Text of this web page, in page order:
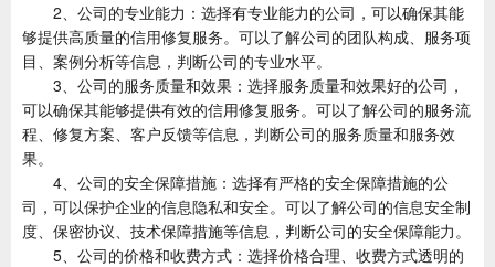
2、公司的专业能力：选择有专业能力的公司，可以确保其能
够提供高质量的信用修复服务。可以了解公司的团队构成、服务项
目、案例分析等信息，判断公司的专业水平。
3、公司的服务质量和效果：选择服务质量和效果好的公司，
可以确保其能够提供有效的信用修复服务。可以了解公司的服务流
程、修复方案、客户反馈等信息，判断公司的服务质量和服务效
果。
4、公司的安全保障措施：选择有严格的安全保障措施的公
司，可以保护企业的信息隐私和安全。可以了解公司的信息安全制
度、保密协议、技术保障措施等信息，判断公司的安全保障能力。
5、公司的价格和收费方式：选择价格合理、收费方式透明的